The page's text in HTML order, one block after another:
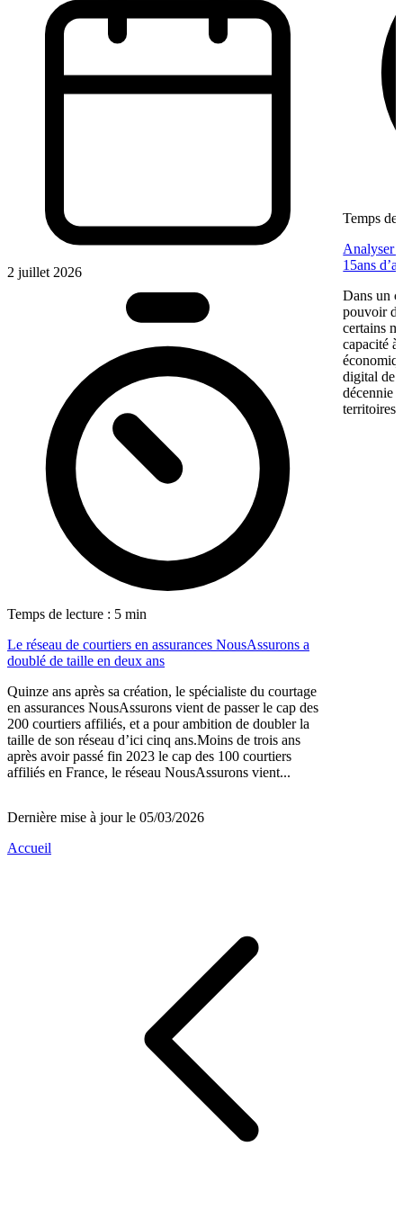
2 juillet 2026
Temps de lecture : 5 min
Le réseau de courtiers en assurances NousAssurons a
doublé de taille en deux ans
Quinze ans après sa création, le spécialiste du courtage
en assurances NousAssurons vient de passer le cap des
200 courtiers affiliés, et a pour ambition de doubler la
taille de son réseau d’ici cinq ans.Moins de trois ans
après avoir passé fin 2023 le cap des 100 courtiers
affiliés en France, le réseau NousAssurons vient...
Temps de
Analyser
15ans
Dans un
pouvoir
certains
capacité
digital de
décennie
Dernière mise à jour le 05/03/2026
Accueil